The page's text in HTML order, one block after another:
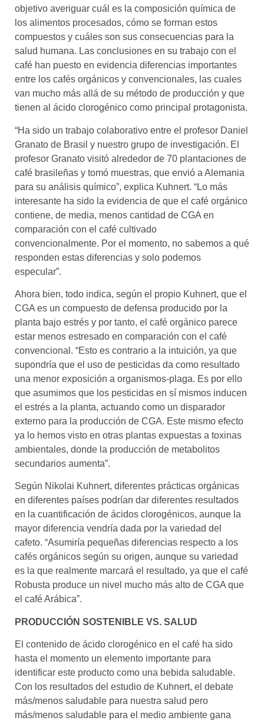
objetivo averiguar cuál es la composición química de
los alimentos procesados, cómo se forman estos
compuestos y cuáles son sus consecuencias para la
salud humana. Las conclusiones en su trabajo con el
café han puesto en evidencia diferencias importantes
entre los cafés orgánicos y convencionales, las cuales
van mucho más allá de su método de producción y que
tienen al ácido clorogénico como principal protagonista.
“Ha sido un trabajo colaborativo entre el profesor Daniel
Granato de Brasil y nuestro grupo de investigación. El
profesor Granato visitó alrededor de 70 plantaciones de
café brasileñas y tomó muestras, que envió a Alemania
para su análisis químico”, explica Kuhnert. “Lo más
interesante ha sido la evidencia de que el café orgánico
contiene, de media, menos cantidad de CGA en
comparación con el café cultivado
convencionalmente. Por el momento, no sabemos a qué
responden estas diferencias y solo podemos
especular”.
Ahora bien, todo indica, según el propio Kuhnert, que el
CGA es un compuesto de defensa producido por la
planta bajo estrés y por tanto, el café orgánico parece
estar menos estresado en comparación con el café
convencional. “Esto es contrario a la intuición, ya que
supondría que el uso de pesticidas da como resultado
una menor exposición a organismos-plaga. Es por ello
que asumimos que los pesticidas en sí mismos inducen
el estrés a la planta, actuando como un disparador
externo para la producción de CGA. Este mismo efecto
ya lo hemos visto en otras plantas expuestas a toxinas
ambientales, donde la producción de metabolitos
secundarios aumenta”.
Según Nikolai Kuhnert, diferentes prácticas orgánicas
en diferentes países podrían dar diferentes resultados
en la cuantificación de ácidos clorogénicos, aunque la
mayor diferencia vendría dada por la variedad del
cafeto. “Asumiría pequeñas diferencias respecto a los
cafés orgánicos según su origen, aunque su variedad
es la que realmente marcará el resultado, ya que el café
Robusta produce un nivel mucho más alto de CGA que
el café Arábica”.
PRODUCCIÓN SOSTENIBLE VS. SALUD
El contenido de ácido clorogénico en el café ha sido
hasta el momento un elemento importante para
identificar este producto como una bebida saludable.
Con los resultados del estudio de Kuhnert, el debate
más/menos saludable para nuestra salud pero
más/menos saludable para el medio ambiente gana